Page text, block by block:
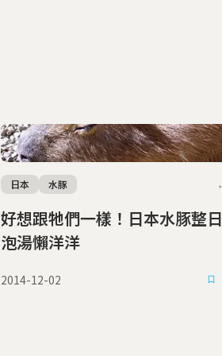
好想跟牠們一樣！日本水豚整日
泡湯懶洋洋
日本 水豚
2014-12-02